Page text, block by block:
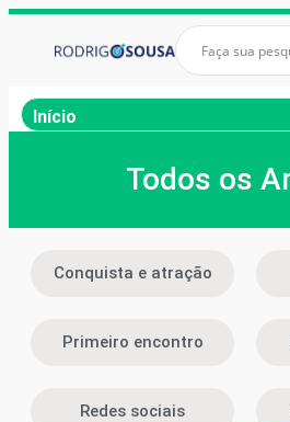
Início
Todos os
Conquista e atração
Primeiro encontro
Redes sociais